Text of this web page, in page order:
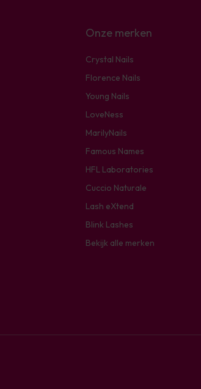
Onze merken
Crystal Nails
Florence Nails
Young Nails
LoveNess
MarilyNails
Famous Names
HFL Laboratories
Cuccio Naturale
Lash eXtend
Blink Lashes
Bekijk alle merken